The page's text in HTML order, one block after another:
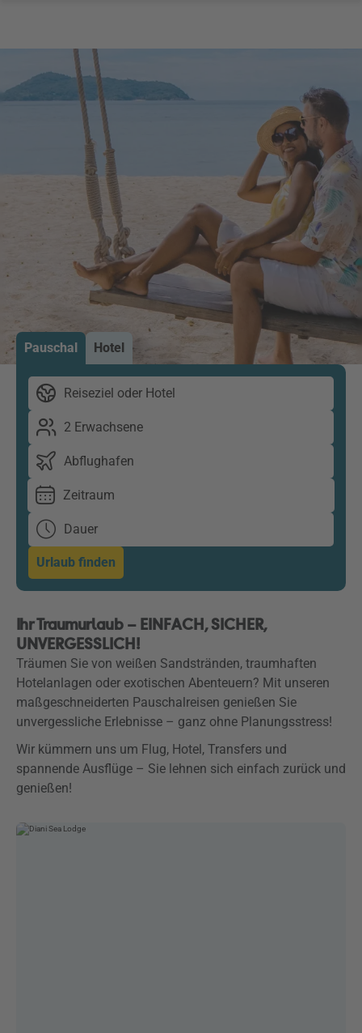
Pauschal Hotel
Reiseziel oder Hotel
2 Erwachsene
Abflughafen
Zeitraum
Dauer
Urlaub finden
Ihr Traumurlaub – EINFACH, SICHER,
UNVERGESSLICH!
Träumen Sie von weißen Sandstränden, traumhaften
Hotelanlagen oder exotischen Abenteuern? Mit unseren
maßgeschneiderten Pauschalreisen genießen Sie
unvergessliche Erlebnisse – ganz ohne Planungsstress!
Wir kümmern uns um Flug, Hotel, Transfers und
spannende Ausflüge – Sie lehnen sich einfach zurück und
genießen!